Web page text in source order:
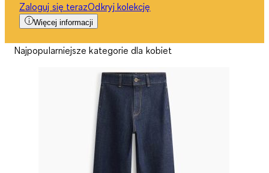
Zaloguj się terazOdkryj kolekcję
Więcej informacji
Najpopularniejsze kategorie dla kobiet